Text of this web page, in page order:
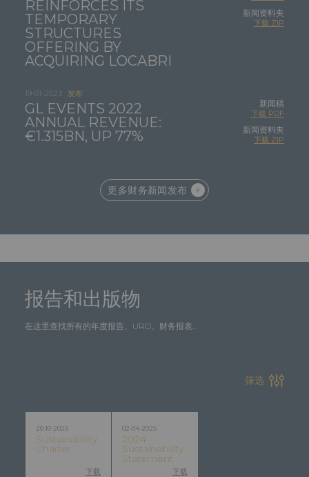
REINFORCES ITS
TEMPORARY
STRUCTURES
OFFERING BY
ACQUIRING LOCABRI
新闻资料夹
下载 ZIP
19-01-2023 发布
GL EVENTS 2022
ANNUAL REVENUE:
€1.315BN, UP 77%
新闻稿
下载 PDF
新闻资料夹
下载 ZIP
更多财务新闻发布
报告和出版物
在这里查找所有的年度报告、URD、财务报表...
筛选
20-10-2025
Sustainability
Charter
下载
02-04-2025
2024
Sustainability
Statement
下载